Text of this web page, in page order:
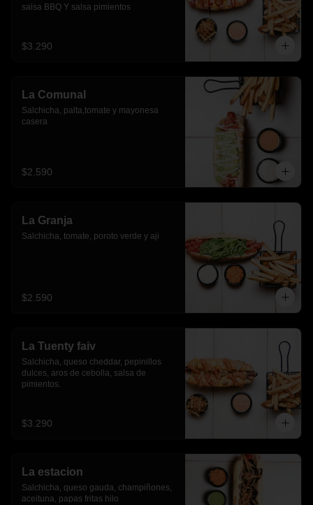
salsa BBQ Y salsa pimientos
$3.290
La Comunal
Salchicha, palta,tomate y mayonesa
casera
$2.590
La Granja
Salchicha, tomate, poroto verde y aji
$2.590
La Tuenty faiv
Salchicha, queso cheddar, pepinillos
dulces, aros de cebolla, salsa de
pimientos.
$3.290
La estacion
Salchicha, queso gauda, champiñones,
aceituna, papas fritas hilo